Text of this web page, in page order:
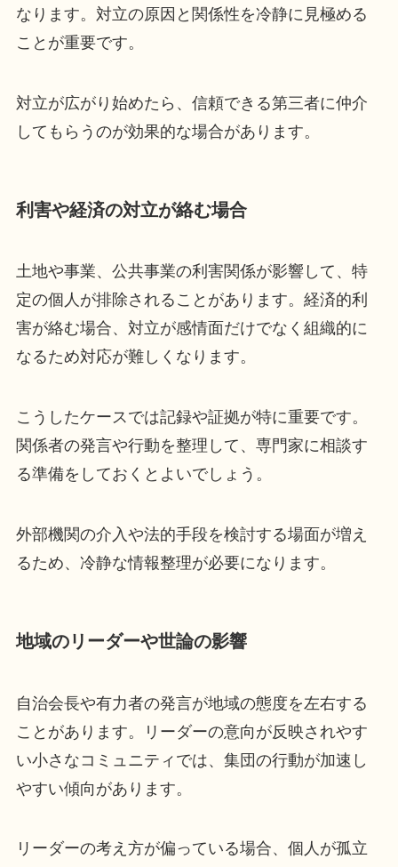
なります。対立の原因と関係性を冷静に見極める
ことが重要です。
対立が広がり始めたら、信頼できる第三者に仲介
してもらうのが効果的な場合があります。
利害や経済の対立が絡む場合
土地や事業、公共事業の利害関係が影響して、特
定の個人が排除されることがあります。経済的利
害が絡む場合、対立が感情面だけでなく組織的に
なるため対応が難しくなります。
こうしたケースでは記録や証拠が特に重要です。
関係者の発言や行動を整理して、専門家に相談す
る準備をしておくとよいでしょう。
外部機関の介入や法的手段を検討する場面が増え
るため、冷静な情報整理が必要になります。
地域のリーダーや世論の影響
自治会長や有力者の発言が地域の態度を左右する
ことがあります。リーダーの意向が反映されやす
い小さなコミュニティでは、集団の行動が加速し
やすい傾向があります。
リーダーの考え方が偏っている場合、個人が孤立